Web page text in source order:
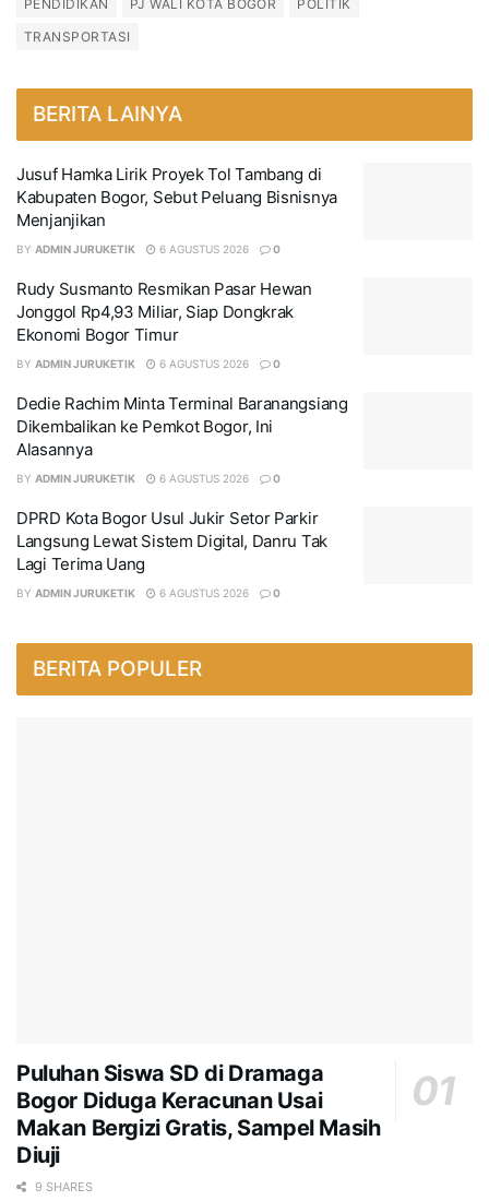
PENDIDIKAN PJ WALI KOTA BOGOR
POLITIK
TRANSPORTASI
BERITA LAINYA
Jusuf Hamka Lirik Proyek Tol Tambang di
Kabupaten Bogor, Sebut Peluang Bisnisnya
Menjanjikan
BY ADMIN JURUKETIK 6 AGUSTUS 2026 0
Rudy Susmanto Resmikan Pasar Hewan
Jonggol Rp4,93 Miliar, Siap Dongkrak
Ekonomi Bogor Timur
BY ADMIN JURUKETIK 6 AGUSTUS 2026 0
Dedie Rachim Minta Terminal Baranangsiang
Dikembalikan ke Pemkot Bogor, Ini
Alasannya
BY ADMIN JURUKETIK 6 AGUSTUS 2026 0
DPRD Kota Bogor Usul Jukir Setor Parkir
Langsung Lewat Sistem Digital, Danru Tak
Lagi Terima Uang
BY ADMIN JURUKETIK 6 AGUSTUS 2026 0
BERITA POPULER
Puluhan Siswa SD di Dramaga
Bogor Diduga Keracunan Usai
Makan Bergizi Gratis, Sampel Masih
Diuji
9 SHARES